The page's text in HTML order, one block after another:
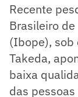
Recente
Brasileiro
(Ibope), sob
Takeda,
baixa
das